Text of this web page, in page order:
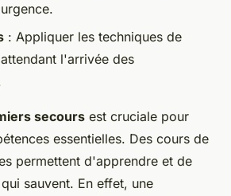
: Appliquer les techniques de
l'arrivée des
secours est cruciale pour
essentielles. Des cours de
permettent d'apprendre et de
sauvent. En effet, une